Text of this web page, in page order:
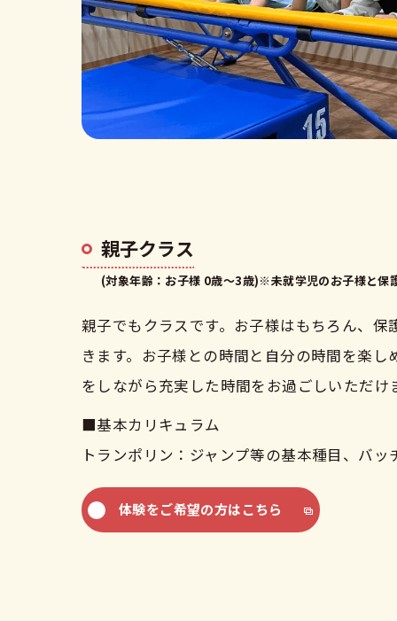
親子クラス
(対象年齢：お子様 0歳〜3歳)※未就学児のお子様と保
親子でもクラスです。お子様はもちろん、
きます。お子様との時間と自分の時間を楽
をしながら充実した時間をお過ごしいただけ
■基本カリキュラム
トランポリン：ジャンプ等の基本種目、バッ
体験をご希望の方はこちら